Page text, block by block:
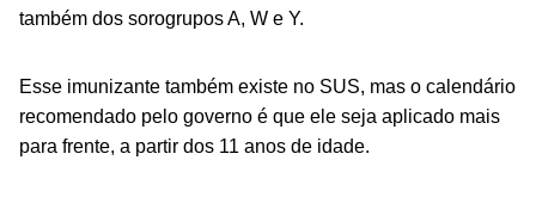
também dos sorogrupos A, W e Y.
Esse imunizante também existe no SUS, mas o calendário
recomendado pelo governo é que ele seja aplicado mais
para frente, a partir dos 11 anos de idade.